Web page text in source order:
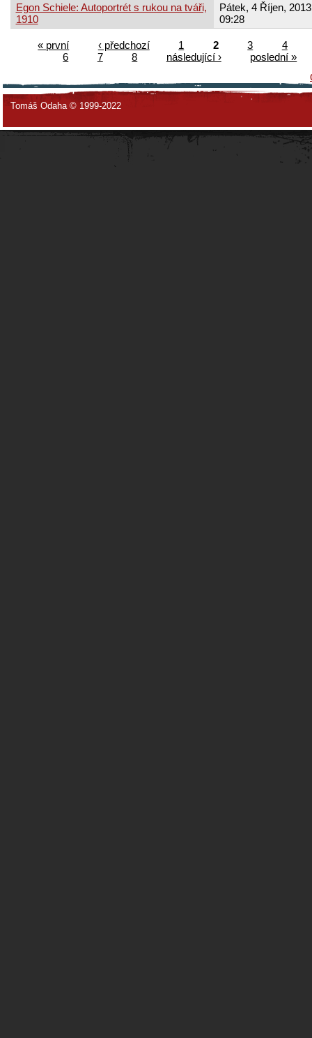
Egon Schiele: Autoportrét s rukou na tváři,
1910
Pátek, 4 Říjen,
09:28
« první ‹ předchozí 1 2 3
4
6
7 8 následující ›
poslední »
Tomáš Odaha © 1999-2022